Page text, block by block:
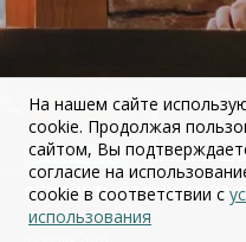
Михаил
отменять отдых из-за
На нашем сайте
cookie. Продолжая
сайтом, Вы
согласие на
cookie в соответствии с
использования